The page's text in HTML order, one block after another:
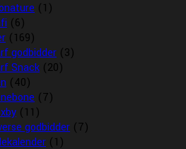
(1)
(6)
(169)
godbidder (3)
Snack (20)
(40)
(7)
(11)
godbidder (7)
(1)